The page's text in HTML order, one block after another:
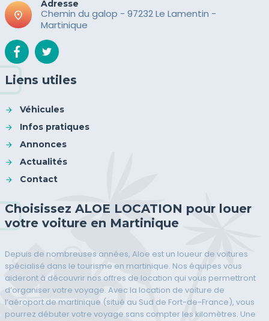
place
Adresse
Chemin du galop - 97232 Le Lamentin -
Martinique
Liens utiles
Véhicules
Infos pratiques
Annonces
Actualités
Contact
Choisissez ALOE LOCATION pour louer
votre voiture en Martinique
Depuis de nombreuses années, Aloe est un loueur de voitures
spécialisé dans le tourisme en martinique. Nos équipes vous
aideront à découvrir nos offres de location qui vous permettront
d’organiser votre voyage. Avec la location de voiture de
l’aéroport de martinique (situé au Sud de Fort-de-France), vous
pourrez débuter votre voyage sans compter les kilomètres. Une